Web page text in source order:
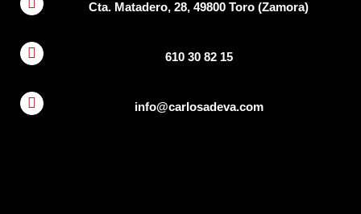
Cta. Matadero, 28, 49800 Toro (Zamora)
610 30 82 15
info@carlosadeva.com